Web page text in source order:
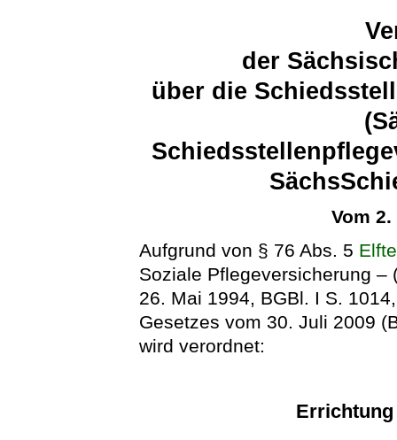
der
über die
Vom
Aufgrund von § 76 Abs. 5
Soziale Pflegeversicherung –
26. Mai 1994, BGBl. I S.
Gesetzes vom 30. Juli 2009
wird verordnet: